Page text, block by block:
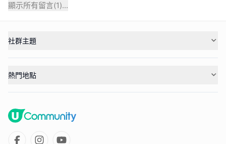
顯示所有留言(1)...
社群主題
熱門地點